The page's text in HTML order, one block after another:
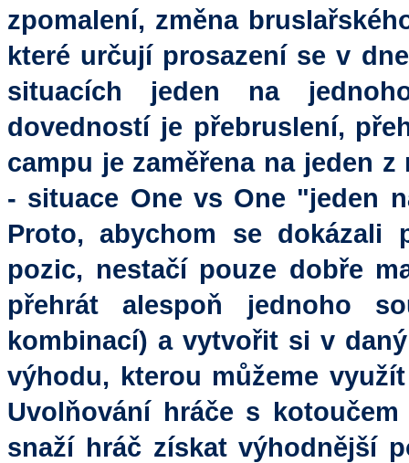
zpomalení, změna
které určují prosazení se v
situacích jeden na
dovedností je přebruslení,
campu je zaměřena na jeden
- situace One vs One "jeden
Proto, abychom se dokázali
pozic, nestačí pouze dobře
přehrát alespoň jednoho
kombinací) a vytvořit si v
výhodu, kterou můžeme
Uvolňování hráče s
snaží hráč získat výhodnější